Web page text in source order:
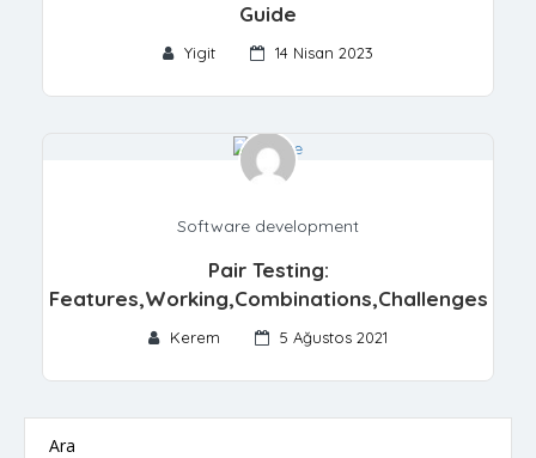
Guide
Yigit 14 Nisan 2023
Software development
Pair Testing:
Features,Working,Combinations,Challenges
Kerem 5 Ağustos 2021
Ara